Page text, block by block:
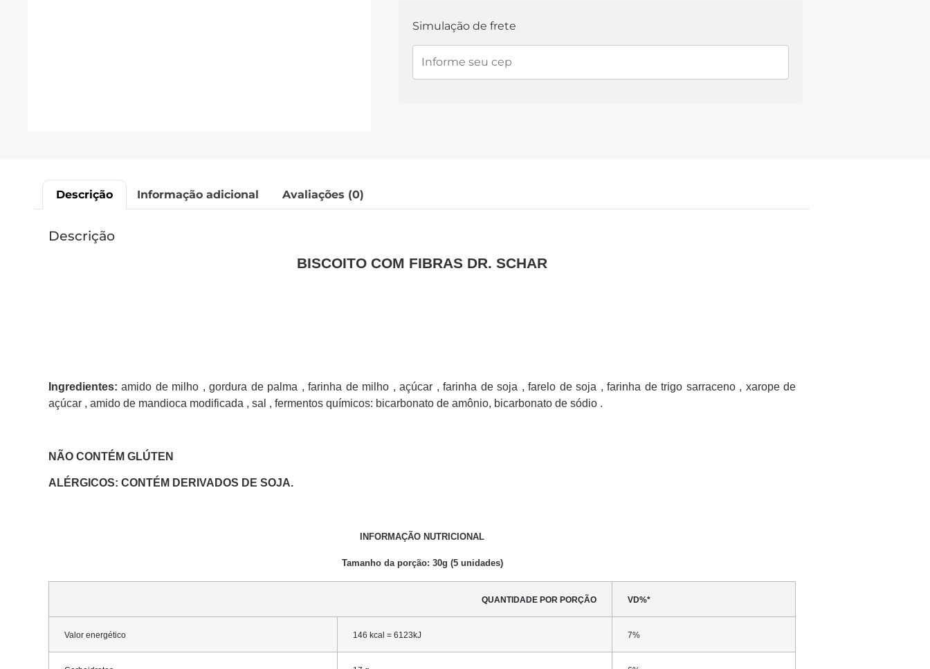
Simulação de frete
Descrição Informação adicional Avaliações (0)
Descrição
BISCOITO COM FIBRAS DR. SCHAR
Ingredientes: amido de milho , gordura de palma , farinha de milho , açúcar , farinha de soja , farelo de soja , farinha de trigo sarraceno , xarope de
açúcar , amido de mandioca modificada , sal , fermentos químicos: bicarbonato de amônio, bicarbonato de sódio .
NÃO CONTÉM GLÚTEN
ALÉRGICOS: CONTÉM DERIVADOS DE SOJA.
INFORMAÇÃO NUTRICIONAL
Tamanho da porção: 30g (5 unidades)
QUANTIDADE POR PORÇÃO VD%*
Valor energético 146 kcal = 6123kJ 7%